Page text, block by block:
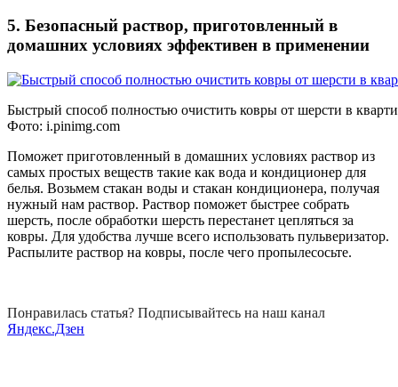
5. Безопасный раствор, приготовленный в
домашних условиях эффективен в применении
Быстрый способ полностью очистить ковры от шерсти в
Фото: i.pinimg.com
Поможет приготовленный в домашних условиях раствор из
самых простых веществ такие как вода и кондиционер для
белья. Возьмем стакан воды и стакан кондиционера, получая
нужный нам раствор. Раствор поможет быстрее собрать
шерсть, после обработки шерсть перестанет цепляться за
ковры. Для удобства лучше всего использовать пульверизатор.
Распылите раствор на ковры, после чего пропылесосьте.
Понравилась статья? Подписывайтесь на наш канал
Яндекс.Дзен